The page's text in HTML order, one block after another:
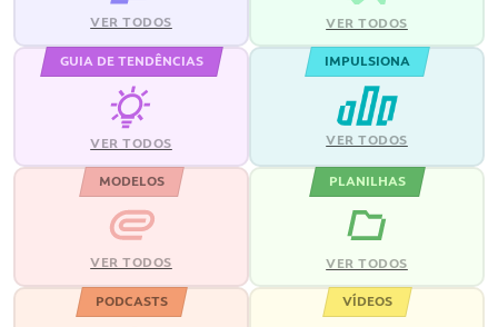
VER TODOS VER TODOS
GUIA DE TENDÊNCIAS
VER TODOS
IMPULSIONA
VER TODOS
MODELOS
VER TODOS
PLANILHAS
VER TODOS
PODCASTS VÍDEOS